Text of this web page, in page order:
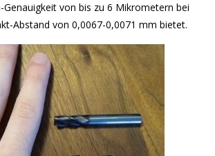
Genauigkeit von bis zu 6 Mikrometern bei
Abstand von 0,0067-0,0071 mm bietet.